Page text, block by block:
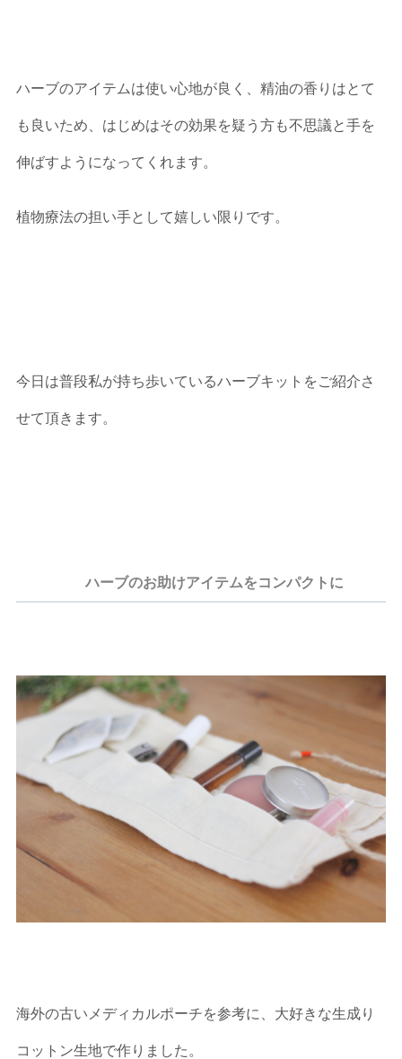
ハーブのアイテムは使い心地が良く、精油の香りはとて
も良いため、はじめはその効果を疑う方も不思議と手を
伸ばすようになってくれます。
植物療法の担い手として嬉しい限りです。
今日は普段私が持ち歩いているハーブキットをご紹介さ
せて頂きます。
ハーブのお助けアイテムをコンパクトに
海外の古いメディカルポーチを参考に、大好きな生成り
コットン生地で作りました。